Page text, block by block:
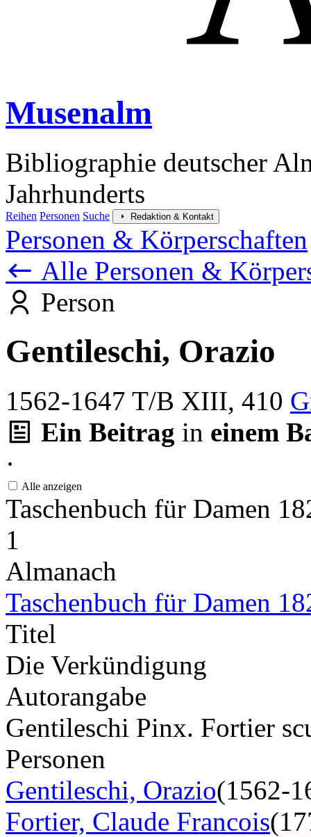
Musenalm
Bibliographie deutscher
Jahrhunderts
Reihen Personen Suche Redaktion & Kontakt
Personen & Körperschaften
Alle Personen &
Person
Gentileschi, Orazio
1562-1647 T/B XIII, 410
Ein Beitrag in einem
·
Alle anzeigen
Taschenbuch für Damen
1
Almanach
Taschenbuch für Damen
Titel
Die Verkündigung
Autorangabe
Gentileschi Pinx. Fortier
Personen
Gentileschi, Orazio(1562-
Fortier, Claude Francois